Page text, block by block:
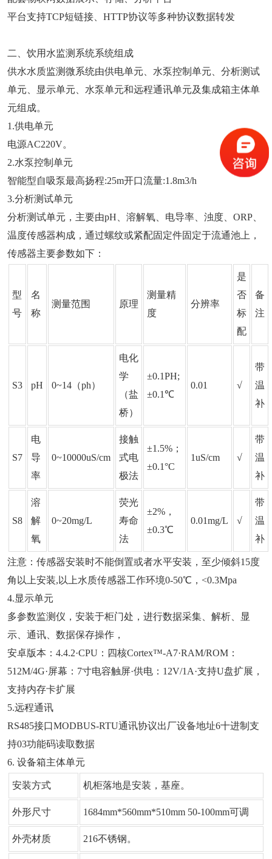
平台支持TCP短链接、HTTP协议等多种协议数据转发
二、饮用水监测系统系统组成
供水水质监测微系统由供电单元、水泵控制单元、分析测试
单元、显示单元、水泵单元和远程通讯单元及集成箱主体单
元组成。
1.供电单元
电源AC220V。
2.水泵控制单元
智能型自吸泵最高扬程:25m开口流量:1.8m3/h
3.分析测试单元
分析测试单元，主要由pH、溶解氧、电导率、浊度、ORP、
温度传感器构成，通过螺纹或紧配固定件固定于流通池上，
传感器主要参数如下：
型
号
名
称
测量范围 原理
测量精
度
分辨率
是
否
标
配
备
注
S3 pH 0~14（ph）
电化
学
（盐
桥）
±0.1PH;
±0.1℃
0.01 √
带
温
补
S7
电
导
率
0~10000uS/cm
接触
式电
极法
±1.5%；
±0.1°C
1uS/cm √
带
温
补
S8
溶
解
氧
0~20mg/L
荧光
寿命
法
±2%，
±0.3℃
0.01mg/L √
带
温
补
注意：传感器安装时不能倒置或者水平安装，至少倾斜15度
角以上安装,以上水质传感器工作环境0-50℃，<0.3Mpa
4.显示单元
多参数监测仪，安装于柜门处，进行数据采集、解析、显
示、通讯、数据保存操作，
安卓版本：4.4.2·CPU：四核Cortex™-A7·RAM/ROM：
512M/4G·屏幕：7寸电容触屏·供电：12V/1A·支持U盘扩展，
支持内存卡扩展
5.远程通讯
RS485接口MODBUS-RTU通讯协议出厂设备地址6十进制支
持03功能码读取数据
6. 设备箱主体单元
安装方式 机柜落地是安装，基座。
外形尺寸 1684mm*560mm*510mm 50-100mm可调
外壳材质 216不锈钢。